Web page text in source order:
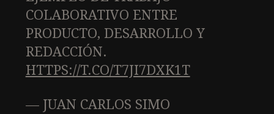
COLABORATIVO ENTRE
PRODUCTO, DESARROLLO Y
REDACCIÓN.
HTTPS://T.CO/T7JI7DXK1T
— JUAN CARLOS SIMO